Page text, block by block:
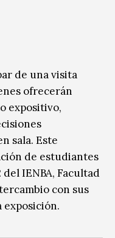
de una visita
ofrecerán
expositivo,
sala. Este
de estudiantes
IENBA, Facultad
con sus
exposición.